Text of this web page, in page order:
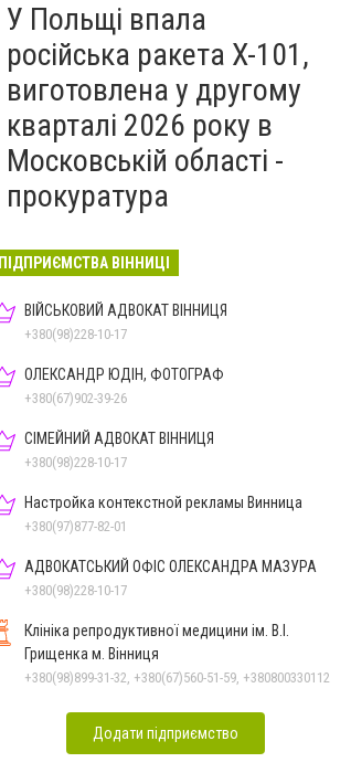
У Польщі впала
російська ракета X-101,
виготовлена у другому
кварталі 2026 року в
Московській області -
прокуратура
ПІДПРИЄМСТВА ВІННИЦІ
ВІЙСЬКОВИЙ АДВОКАТ ВІННИЦЯ
+380(98)228-10-17
ОЛЕКСАНДР ЮДІН, ФОТОГРАФ
+380(67)902-39-26
СІМЕЙНИЙ АДВОКАТ ВІННИЦЯ
+380(98)228-10-17
Настройка контекстной рекламы Винница
+380(97)877-82-01
АДВОКАТСЬКИЙ ОФІС ОЛЕКСАНДРА МАЗУРА
+380(98)228-10-17
Клініка репродуктивної медицини ім. В.І.
Грищенка м. Вінниця
+380(98)899-31-32, +380(67)560-51-59, +380800330112
Додати підприємство